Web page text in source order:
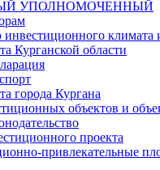
УПОЛНОМОЧЕННЫЙ
климата
Курганской области
города Кургана
объектов и
проекта
привлекательные